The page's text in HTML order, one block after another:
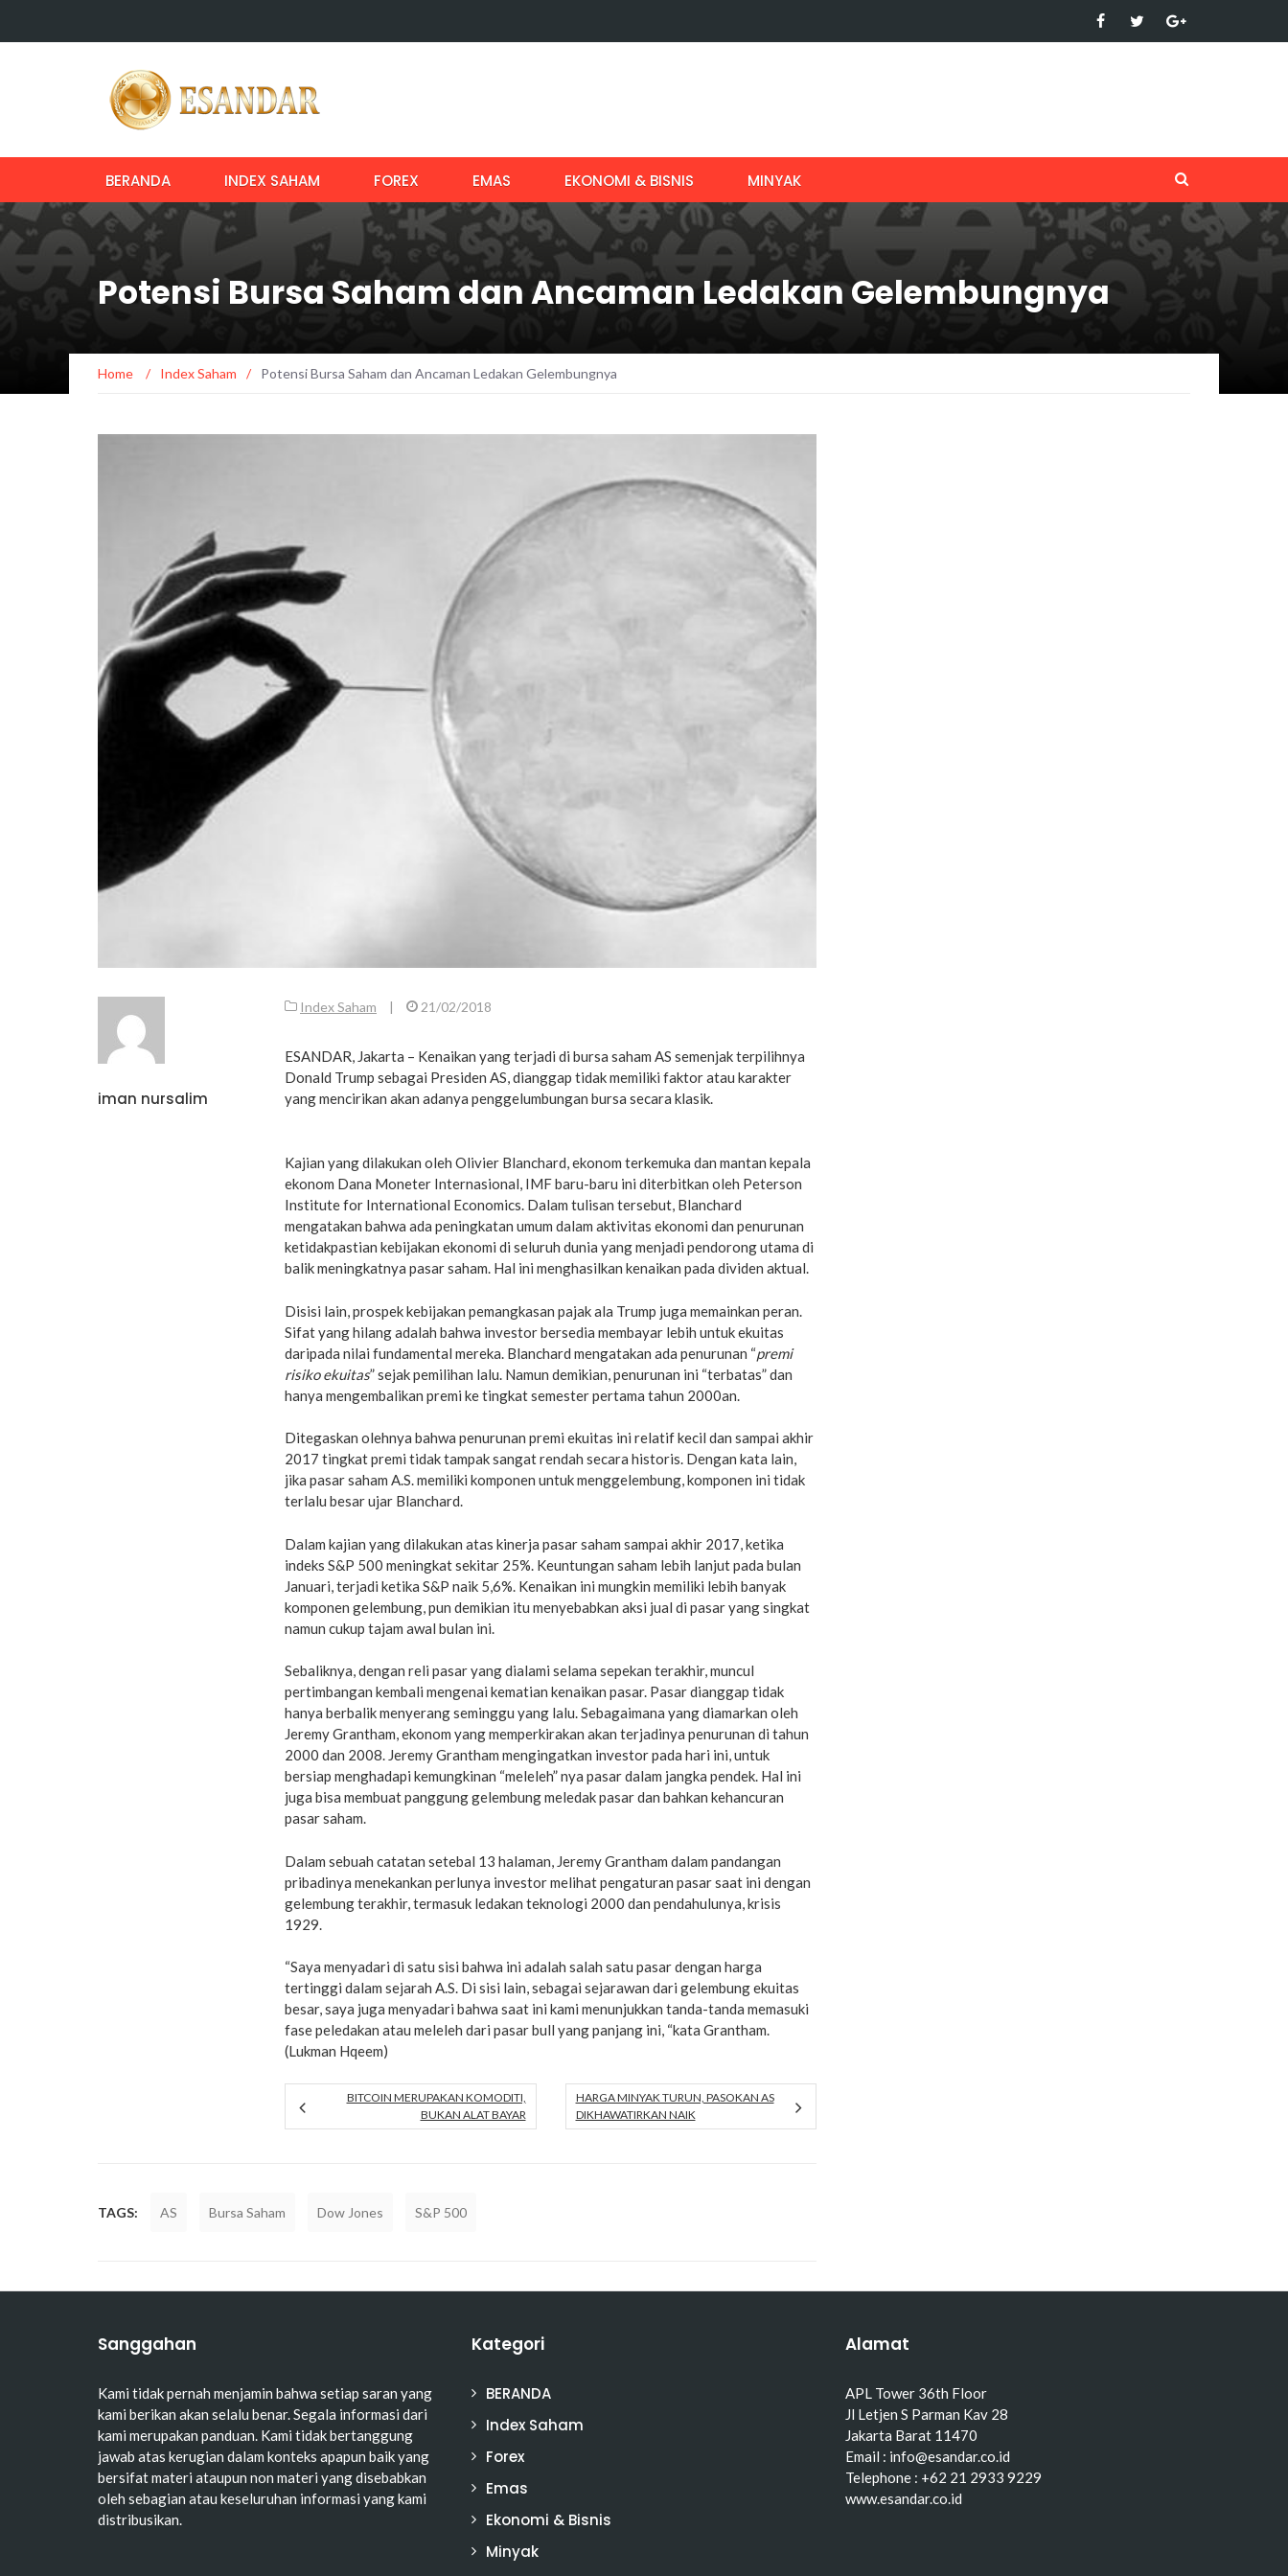
BERANDA INDEX SAHAM FOREX EMAS EKONOMI & BISNIS MINYAK
Potensi Bursa Saham dan Ancaman Ledakan Gelembungnya
Home / Index Saham / Potensi Bursa Saham dan Ancaman Ledakan Gelembungnya
iman nursalim
Index Saham | 21/02/2018
ESANDAR, Jakarta – Kenaikan yang terjadi di bursa saham AS semenjak terpilihnya
Donald Trump sebagai Presiden AS, dianggap tidak memiliki faktor atau karakter
yang mencirikan akan adanya penggelumbungan bursa secara klasik.
Kajian yang dilakukan oleh Olivier Blanchard, ekonom terkemuka dan mantan kepala
ekonom Dana Moneter Internasional, IMF baru-baru ini diterbitkan oleh Peterson
Institute for International Economics. Dalam tulisan tersebut, Blanchard
mengatakan bahwa ada peningkatan umum dalam aktivitas ekonomi dan penurunan
ketidakpastian kebijakan ekonomi di seluruh dunia yang menjadi pendorong utama di
balik meningkatnya pasar saham. Hal ini menghasilkan kenaikan pada dividen aktual.
Disisi lain, prospek kebijakan pemangkasan pajak ala Trump juga memainkan peran.
Sifat yang hilang adalah bahwa investor bersedia membayar lebih untuk ekuitas
daripada nilai fundamental mereka. Blanchard mengatakan ada penurunan “premi
risiko ekuitas” sejak pemilihan lalu. Namun demikian, penurunan ini “terbatas” dan
hanya mengembalikan premi ke tingkat semester pertama tahun 2000an.
Ditegaskan olehnya bahwa penurunan premi ekuitas ini relatif kecil dan sampai akhir
2017 tingkat premi tidak tampak sangat rendah secara historis. Dengan kata lain,
jika pasar saham A.S. memiliki komponen untuk menggelembung, komponen ini tidak
terlalu besar ujar Blanchard.
Dalam kajian yang dilakukan atas kinerja pasar saham sampai akhir 2017, ketika
indeks S&P 500 meningkat sekitar 25%. Keuntungan saham lebih lanjut pada bulan
Januari, terjadi ketika S&P naik 5,6%. Kenaikan ini mungkin memiliki lebih banyak
komponen gelembung, pun demikian itu menyebabkan aksi jual di pasar yang singkat
namun cukup tajam awal bulan ini.
Sebaliknya, dengan reli pasar yang dialami selama sepekan terakhir, muncul
pertimbangan kembali mengenai kematian kenaikan pasar. Pasar dianggap tidak
hanya berbalik menyerang seminggu yang lalu. Sebagaimana yang diamarkan oleh
Jeremy Grantham, ekonom yang memperkirakan akan terjadinya penurunan di tahun
2000 dan 2008. Jeremy Grantham mengingatkan investor pada hari ini, untuk
bersiap menghadapi kemungkinan “meleleh” nya pasar dalam jangka pendek. Hal ini
juga bisa membuat panggung gelembung meledak pasar dan bahkan kehancuran
pasar saham.
Dalam sebuah catatan setebal 13 halaman, Jeremy Grantham dalam pandangan
pribadinya menekankan perlunya investor melihat pengaturan pasar saat ini dengan
gelembung terakhir, termasuk ledakan teknologi 2000 dan pendahulunya, krisis
1929.
“Saya menyadari di satu sisi bahwa ini adalah salah satu pasar dengan harga
tertinggi dalam sejarah A.S. Di sisi lain, sebagai sejarawan dari gelembung ekuitas
besar, saya juga menyadari bahwa saat ini kami menunjukkan tanda-tanda memasuki
fase peledakan atau meleleh dari pasar bull yang panjang ini, “kata Grantham.
(Lukman Hqeem)
BITCOIN MERUPAKAN KOMODITI,
BUKAN ALAT BAYAR
HARGA MINYAK TURUN, PASOKAN AS
DIKHAWATIRKAN NAIK
TAGS: AS Bursa Saham Dow Jones S&P 500
Sanggahan
Kami tidak pernah menjamin bahwa setiap saran yang
kami berikan akan selalu benar. Segala informasi dari
kami merupakan panduan. Kami tidak bertanggung
jawab atas kerugian dalam konteks apapun baik yang
bersifat materi ataupun non materi yang disebabkan
oleh sebagian atau keseluruhan informasi yang kami
distribusikan.
Kategori
BERANDA
Index Saham
Forex
Emas
Ekonomi & Bisnis
Minyak
Alamat
APL Tower 36th Floor
Jl Letjen S Parman Kav 28
Jakarta Barat 11470
Email : info@esandar.co.id
Telephone : +62 21 2933 9229
www.esandar.co.id